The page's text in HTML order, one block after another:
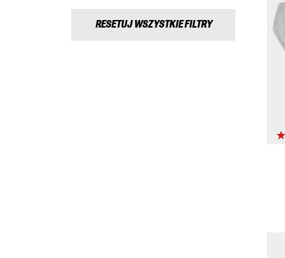
RESETUJ WSZYSTKIE FILTRY